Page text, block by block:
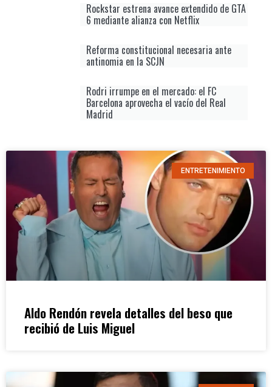
Rockstar estrena avance extendido de GTA
6 mediante alianza con Netflix
Reforma constitucional necesaria ante
antinomia en la SCJN
Rodri irrumpe en el mercado: el FC
Barcelona aprovecha el vacío del Real
Madrid
ENTRETENIMIENTO
Aldo Rendón revela detalles del beso que
recibió de Luis Miguel